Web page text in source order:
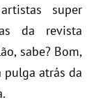
super
da revista
sabe? Bom,
pulga atrás da